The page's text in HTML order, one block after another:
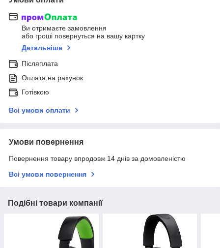
Ви отримаєте замовлення
або гроші повернуться на вашу картку
Детальніше
Післяплата
Оплата на рахунок
Готівкою
Всі умови оплати
Умови повернення
Повернення товару впродовж 14 днів за домовленістю
Всі умови повернення
Подібні товари компанії